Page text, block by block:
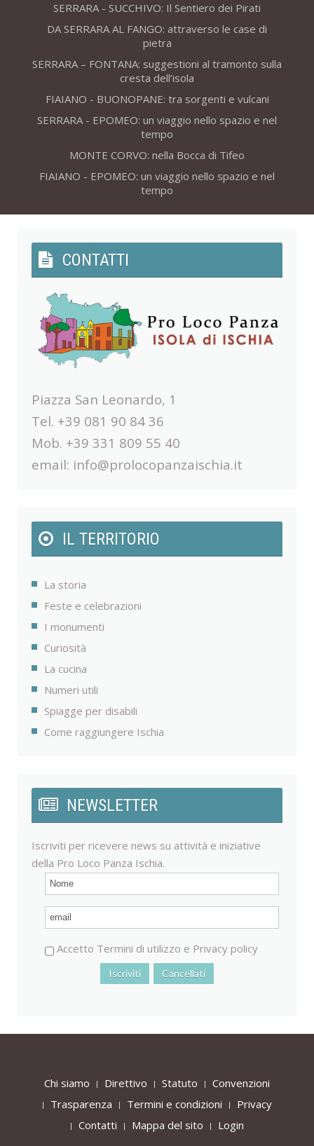
SERRARA - SUCCHIVO: Il Sentiero dei Pirati
DA SERRARA AL FANGO: attraverso le case di
pietra
SERRARA – FONTANA: suggestioni al tramonto sulla
cresta dell’isola
FIAIANO - BUONOPANE: tra sorgenti e vulcani
SERRARA - EPOMEO: un viaggio nello spazio e nel
tempo
MONTE CORVO: nella Bocca di Tifeo
FIAIANO - EPOMEO: un viaggio nello spazio e nel
tempo
CONTATTI
Piazza San Leonardo, 1
Tel. +39 081 90 84 36
Mob. +39 331 809 55 40
email: info@prolocopanzaischia.it
IL TERRITORIO
La storia
Feste e celebrazioni
I monumenti
Curiosità
La cucina
Numeri utili
Spiagge per disabili
Come raggiungere Ischia
NEWSLETTER
Iscriviti per ricevere news su attività e iniziative
della Pro Loco Panza Ischia.
Accetto Termini di utilizzo e Privacy policy
Chi siamo Direttivo Statuto
Convenzioni
Trasparenza
Termini e condizioni
Privacy
Contatti
Mappa del sito Login